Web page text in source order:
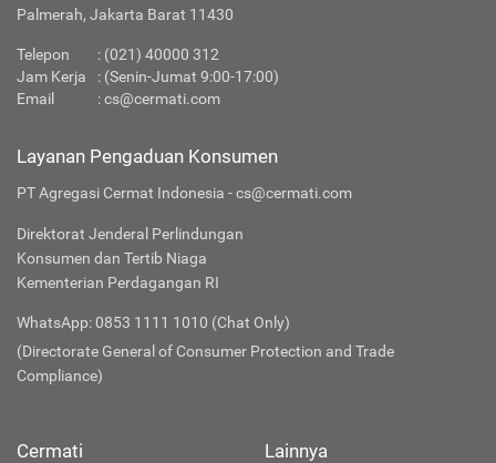
Palmerah, Jakarta Barat 11430
Telepon : (021) 40000 312
Jam Kerja
: (Senin-Jumat 9:00-17:00)
Email
:cs@cermati.com
Layanan Pengaduan Konsumen
PT Agregasi Cermat Indonesia - cs@cermati.com
Direktorat Jenderal Perlindungan
Konsumen dan Tertib Niaga
Kementerian Perdagangan RI
WhatsApp: 0853 1111 1010 (Chat Only)
(Directorate General of Consumer Protection and Trade
Compliance)
Cermati Lainnya